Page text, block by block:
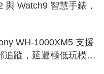
Watch9 智慧手錶，
WH-1000XM5 支援
追蹤，延遲極低玩模擬